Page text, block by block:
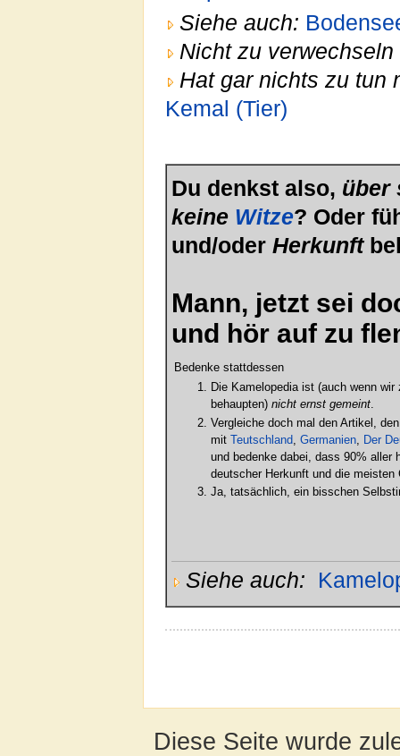
Siehe auch:
Nicht zu verwechseln
Hat gar nichts zu tun
Kemal (Tier)
Du denkst also, über
keine Witze? Oder
und/oder Herkunft
Mann, jetzt sei
und hör auf zu
Bedenke stattdessen
Die Kamelopedia ist (auch wenn
behaupten) nicht ernst gemeint.
Vergleiche doch mal den Artikel,
mit Teutschland Germanien,
Der
und bedenke dabei, dass 90% aller
deutscher Herkunft und die meisten
Ja, tatsächlich, ein bisschen
Siehe auch:
Diese Seite wurde